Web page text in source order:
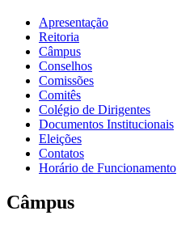
Apresentação
Reitoria
Câmpus
Conselhos
Comissões
Comitês
Colégio de Dirigentes
Documentos Institucionais
Eleições
Contatos
Horário de Funcionamento
Câmpus